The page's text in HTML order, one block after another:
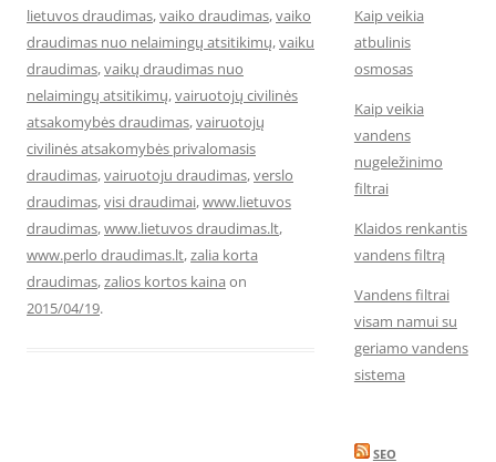
lietuvos draudimas,vaiko draudimas,vaiko
draudimas nuo nelaimingų atsitikimų,vaiku
draudimas,vaikų draudimas nuo
nelaimingų atsitikimų,vairuotojų civilinės
atsakomybės draudimas,vairuotojų
civilinės atsakomybės privalomasis
draudimas,vairuotoju draudimas,verslo
draudimas,visi draudimai,www.lietuvos
draudimas,www.lietuvos draudimas.lt,
www.perlo draudimas.lt,zalia korta
draudimas,zalios kortos kaina on
2015/04/19.
Kaip veikia
atbulinis
osmosas
Kaip veikia
vandens
nugeležinimo
filtrai
Klaidos renkantis
vandens filtrą
Vandens filtrai
visam namui su
geriamo vandens
sistema
SEO